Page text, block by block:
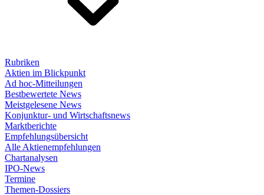
Rubriken
Aktien im Blickpunkt
Ad hoc-Mitteilungen
Bestbewertete News
Meistgelesene News
Konjunktur- und Wirtschaftsnews
Marktberichte
Empfehlungsübersicht
Alle Aktienempfehlungen
Chartanalysen
IPO-News
Termine
Themen-Dossiers